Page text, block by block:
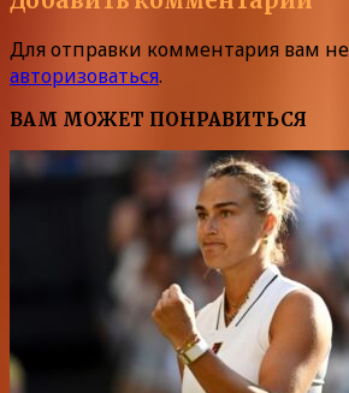
Для отправки комментария вам
авторизоваться.
ВАМ МОЖЕТ ПОНРАВИТЬСЯ